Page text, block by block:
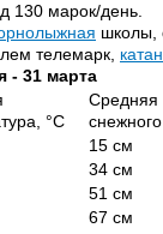
130 марок/день.
школы,
телемарк,
- 31 марта
°С
Средняя
15 см
34 см
51 см
67 см